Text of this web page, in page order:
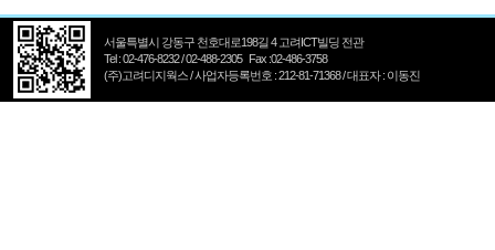
서울특별시 강동구 천호대로198길 4 고려ICT빌딩 전관
Tel : 02-476-8232 / 02-488-2305 Fax :02-486-3758
(주)고려디지웍스 / 사업자등록번호 : 212-81-71368 / 대표자 : 이동진